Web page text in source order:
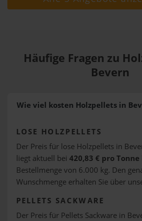
Häufige Fragen zu
Bevern
Wie viel kosten Holzpellets in
LOSE HOLZPELLETS
Der Preis für lose Holzpellets in
liegt aktuell bei 420,83 € pro Tonne
Bestellmenge von 6.000 kg. Den
Wunschmenge erhalten Sie über
PELLETS SACKWARE
Der Preis für Pellets Sackware in